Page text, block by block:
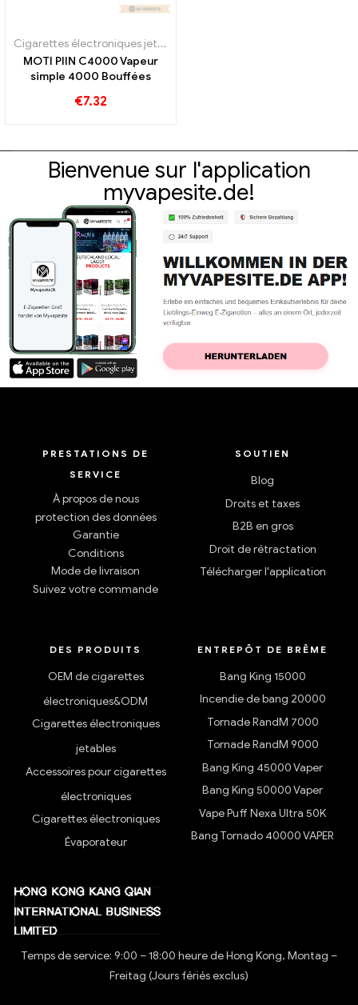
Cigarettes électroniques jetables
MOTI PIIN C4000 Vapeur
simple 4000 Bouffées
€7.32
Bienvenue sur l'application
myvapesite.de!
PRESTATIONS DE
SERVICE
À propos de nous
protection des données
Garantie
Conditions
Mode de livraison
Suivez votre commande
SOUTIEN
Blog
Droits et taxes
B2B en gros
Droit de rétractation
Télécharger l'application
DES PRODUITS
OEM de cigarettes
électroniques&ODM
Cigarettes électroniques
jetables
Accessoires pour cigarettes
électroniques
Cigarettes électroniques
Évaporateur
ENTREPÔT DE BRÊME
Bang King 15000
Incendie de bang 20000
Tornade RandM 7000
Tornade RandM 9000
Bang King 45000 Vaper
Bang King 50000 Vaper
Vape Puff Nexa Ultra 50K
Bang Tornado 40000 VAPER
Temps de service: 9:00 – 18:00 heure de Hong Kong, Montag –
Freitag (Jours fériés exclus)